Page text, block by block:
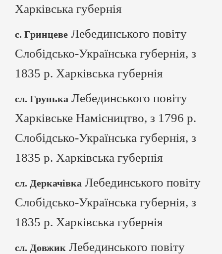
Харківська губернія
с. Гринцеве Лебединського повіту
Слобідсько-Українська губернія, з
1835 р. Харківська губернія
сл. Грунька Лебединського повіту
Харківське Намісництво, з 1796 р.
Слобідсько-Українська губернія, з
1835 р. Харківська губернія
сл. Деркачівка Лебединського повіту
Слобідсько-Українська губернія, з
1835 р. Харківська губернія
сл. Довжик Лебединського повіту